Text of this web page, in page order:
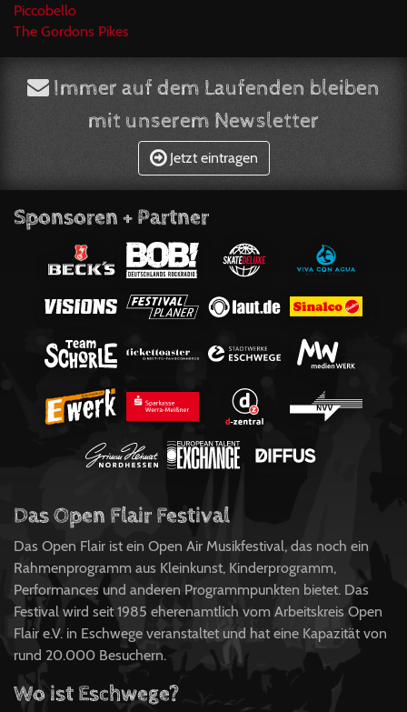
Piccobello
The Gordons Pikes
Immer auf dem Laufenden bleiben
mit unserem Newsletter
Jetzt eintragen
Sponsoren + Partner
Das Open Flair Festival
Das Open Flair ist ein Open Air Musikfestival, das noch ein
Rahmenprogramm aus Kleinkunst, Kinderprogramm,
Performances und anderen Programmpunkten bietet. Das
Festival wird seit 1985 eherenamtlich vom Arbeitskreis Open
Flair e.V. in Eschwege veranstaltet und hat eine Kapazität von
rund 20.000 Besuchern.
Wo ist Eschwege?